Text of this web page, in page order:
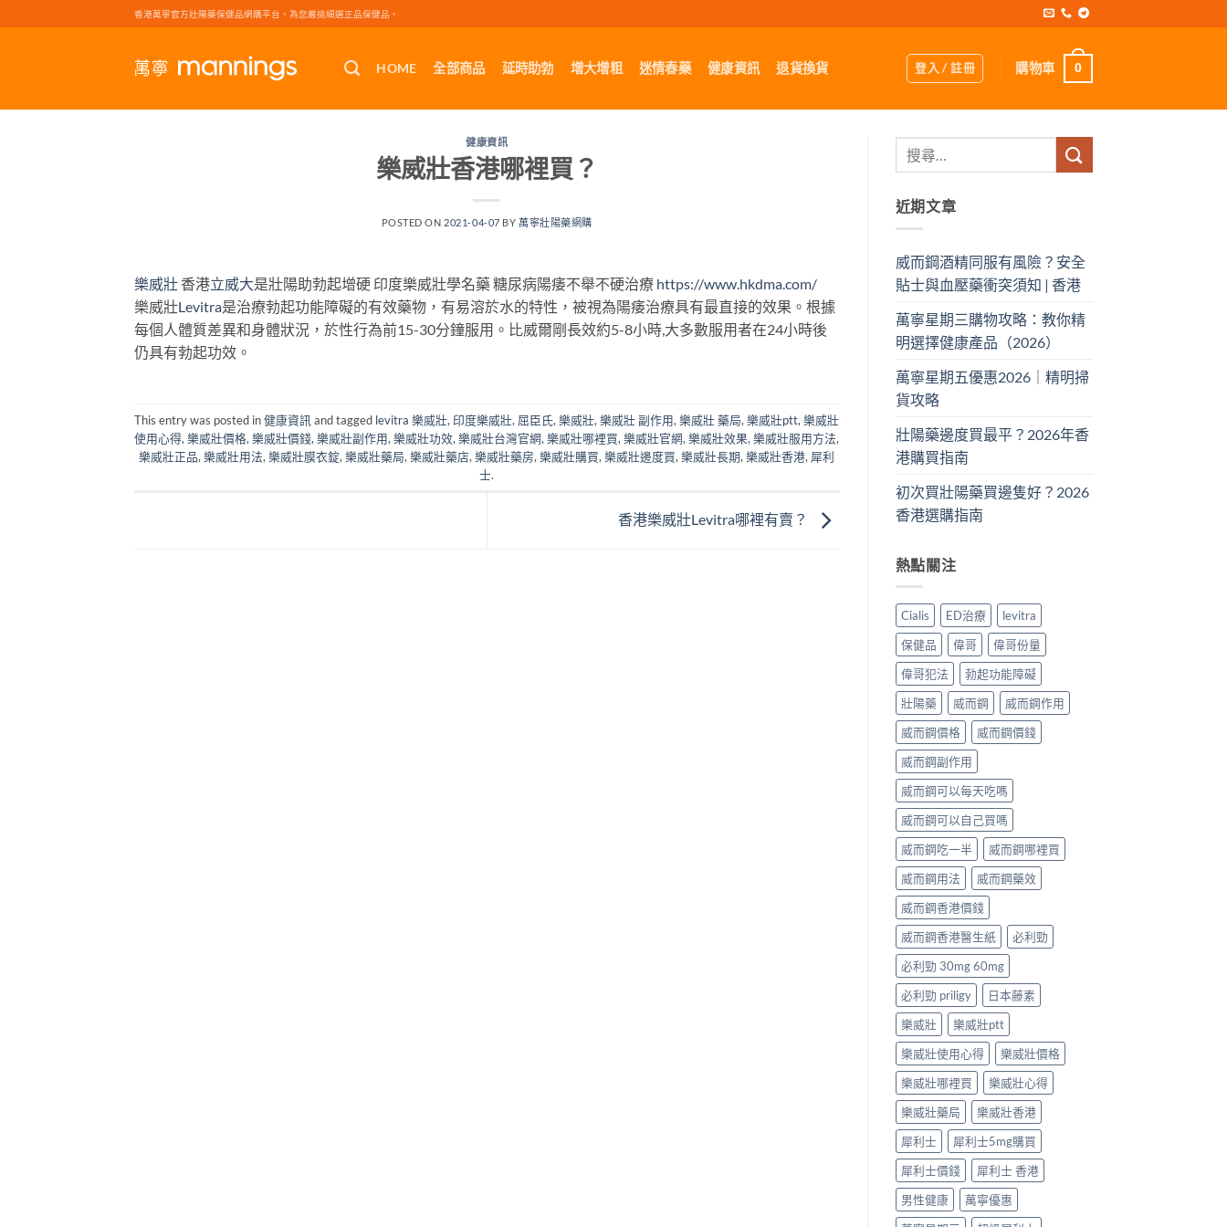
to
香港萬寧官方壯陽藥保健品網購平台，為您嚴挑細選正品保健品。
HOME 全部商品 延時助勃 增大增粗 迷情春藥 健康資訊 退貨換貨 登入 / 註冊 購物車 0
健康資訊
樂威壯香港哪裡買？
POSTED ON 2021-04-07 BY萬寧壯陽藥網購
樂威壯 香港立威大是壯陽助勃起增硬 印度樂威壯學名藥 糖尿病陽痿不舉不硬治療 https://www.hkdma.com/
樂威壯Levitra是治療勃起功能障礙的有效藥物，有易溶於水的特性，被視為陽痿治療具有最直接的效果。根據
每個人體質差異和身體狀況，於性行為前15-30分鐘服用。比威爾剛長效約5-8小時,大多數服用者在24小時後
仍具有勃起功效。
This entry was posted in健康資訊 and tagged levitra 樂威壯, 印度樂威壯, 屈臣氏,樂威壯,樂威壯 副作用,樂威壯 藥局,樂威壯ptt,樂威壯
使用心得,樂威壯價格,樂威壯價錢,樂威壯副作用,樂威壯功效,樂威壯台灣官網,樂威壯哪裡買,樂威壯官網,樂威壯效果,樂威壯服用方法,
樂威壯正品,樂威壯用法,樂威壯膜衣錠,樂威壯藥局,樂威壯藥店,樂威壯藥房,樂威壯購買,樂威壯邊度買,樂威壯長期,樂威壯香港, 犀利
士.
香港樂威壯Levitra哪裡有賣？
近期文章
威而鋼酒精同服有風險？安全
貼士與血壓藥衝突須知 | 香港
萬寧星期三購物攻略：教你精
明選擇健康產品（2026）
萬寧星期五優惠2026｜精明掃
貨攻略
壯陽藥邊度買最平？2026年香
港購買指南
初次買壯陽藥買邊隻好？2026
香港選購指南
熱點關注
Cialis ED治療
levitra
保健品
偉哥
偉哥份量
偉哥犯法
勃起功能障礙
壯陽藥
威而鋼
威而鋼作用
威而鋼價格
威而鋼價錢
威而鋼副作用
威而鋼可以每天吃嗎
威而鋼可以自己買嗎
威而鋼吃一半
威而鋼哪裡買
威而鋼用法
威而鋼藥效
威而鋼香港價錢
威而鋼香港醫生紙
必利勁
必利勁 30mg 60mg
必利勁 priligy
日本藤素
樂威壯
樂威壯ptt
樂威壯使用心得
樂威壯價格
樂威壯哪裡買
樂威壯心得
樂威壯藥局
樂威壯香港
犀利士
犀利士5mg購買
犀利士價錢
犀利士 香港
男性健康
萬寧優惠